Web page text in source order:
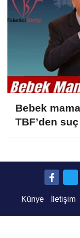
Bebek
TBF’den
Künye İletişim